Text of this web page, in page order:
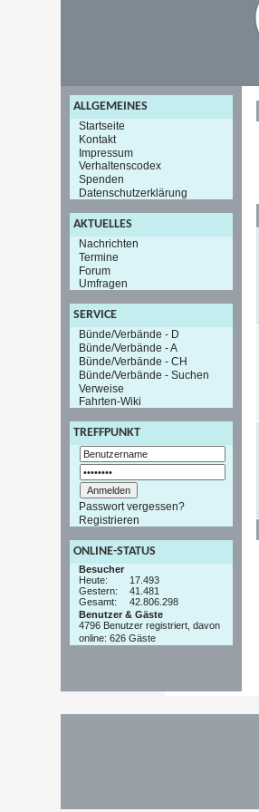
ALLGEMEINES
Startseite
Kontakt
Impressum
Verhaltenscodex
Spenden
Datenschutzerklärung
AKTUELLES
Nachrichten
Termine
Forum
Umfragen
SERVICE
Bünde/Verbände - D
Bünde/Verbände - A
Bünde/Verbände - CH
Bünde/Verbände - Suchen
Verweise
Fahrten-Wiki
TREFFPUNKT
Passwort vergessen?
Registrieren
ONLINE-STATUS
Besucher
Heute:
17.493
Gestern:
41.481
Gesamt:
42.806.298
Benutzer & Gäste
4796 Benutzer registriert, davon
online: 626 Gäste